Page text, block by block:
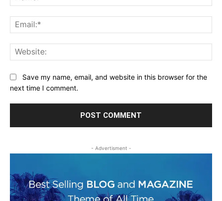
Save my name, email, and website in this browser for the
next time I comment.
- Advertisment -